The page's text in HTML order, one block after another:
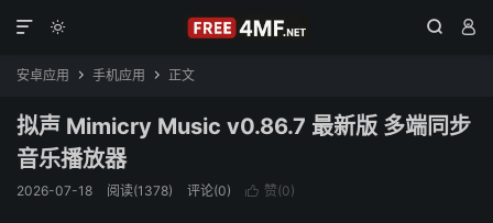
  

安卓应用  手机应用  正文
拟声 Mimicry Music v0.86.7 最新版 多端同步
音乐播放器
2026-07-18 阅读(1378) 评论(0)  赞(0)